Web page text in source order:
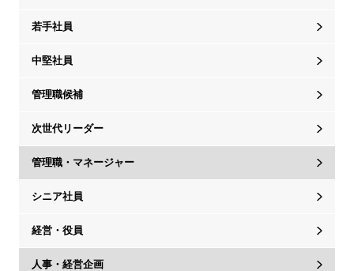
若手社員
中堅社員
管理職候補
次世代リーダー
管理職・マネージャー
シニア社員
経営・役員
人事・経営企画